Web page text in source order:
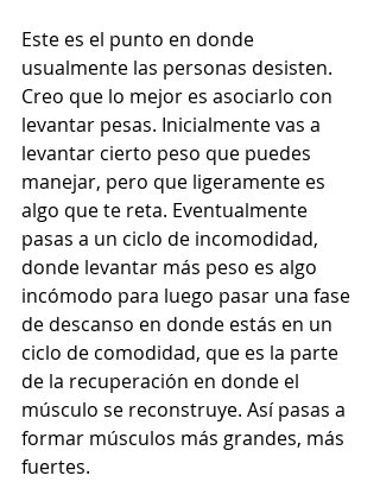
Este es el punto en donde
usualmente las personas desisten.
Creo que lo mejor es asociarlo con
levantar pesas. Inicialmente vas a
levantar cierto peso que puedes
manejar, pero que ligeramente es
algo que te reta. Eventualmente
pasas a un ciclo de incomodidad,
donde levantar más peso es algo
incómodo para luego pasar una fase
de descanso en donde estás en un
ciclo de comodidad, que es la parte
de la recuperación en donde el
músculo se reconstruye. Así pasas a
formar músculos más grandes, más
fuertes.